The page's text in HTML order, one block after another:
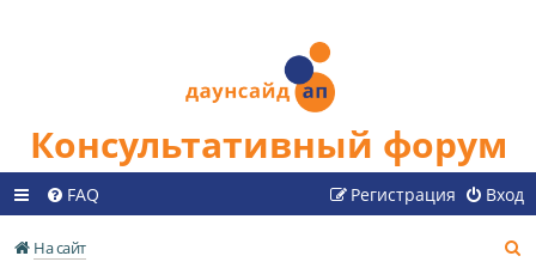
Консультативный форум
FAQ Вход
Регистрация
На сайт